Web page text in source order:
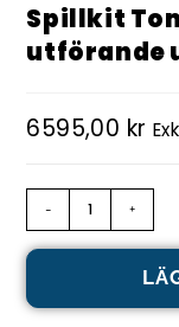
Spillkit
utförande
6595,00 kr
- +